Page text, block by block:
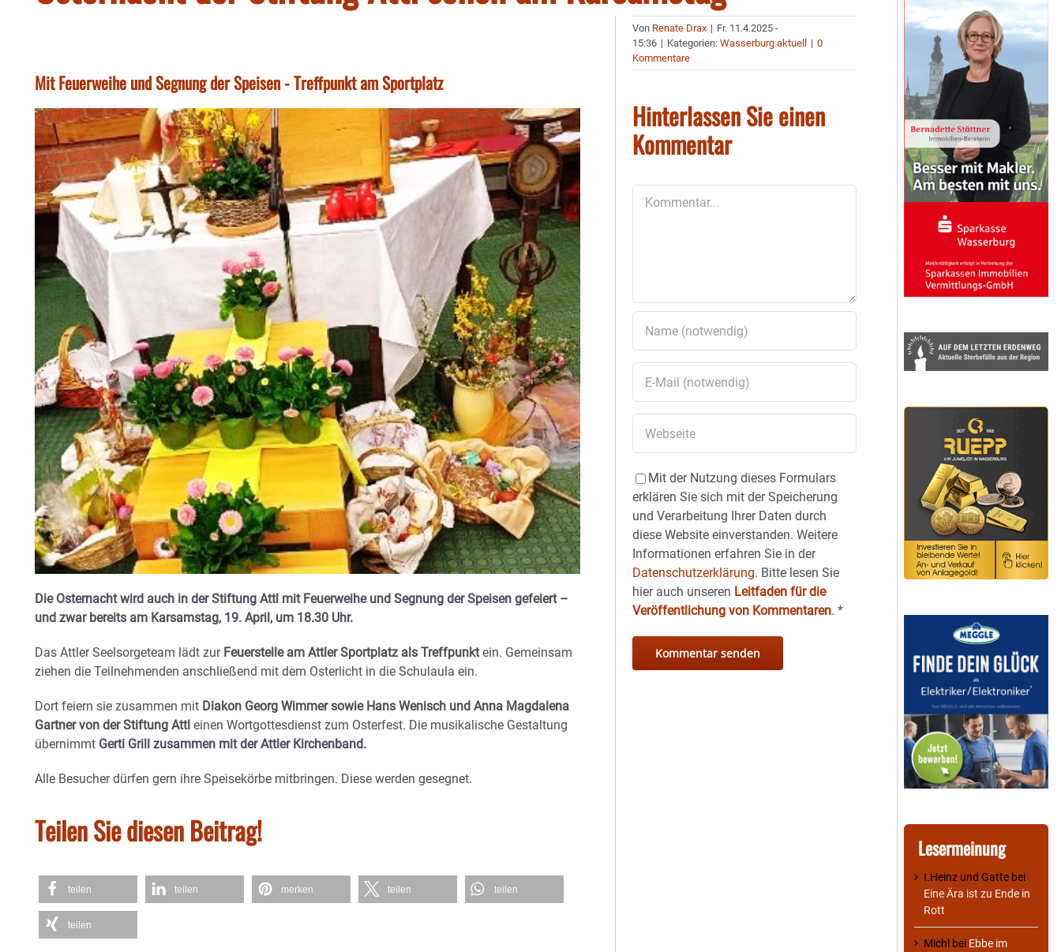
Mit Feuerweihe und Segnung der Speisen - Treffpunkt am Sportplatz
Die Osternacht wird auch in der Stiftung Attl mit Feuerweihe und Segnung der Speisen gefeiert –
und zwar bereits am Karsamstag, 19. April, um 18.30 Uhr.
Das Attler Seelsorgeteam lädt zur Feuerstelle am Attler Sportplatz als Treffpunktein. Gemeinsam
ziehen die Teilnehmenden anschließend mit dem Osterlicht in die Schulaula ein.
Dort feiern sie zusammen mit Diakon Georg Wimmer sowie Hans Wenisch und Anna Magdalena
Gartner von der Stiftung Attl einen Wortgottesdienst zum Osterfest. Die musikalische Gestaltung
übernimmt Gerti Grill zusammen mit der Attler Kirchenband.
Alle Besucher dürfen gern ihre Speisekörbe mitbringen. Diese werden gesegnet.
Teilen Sie diesen Beitrag!
teilen teilen merken teilen teilen
teilen
Von Renate Drax | Fr. 11.4.2025 -
15:36 | Kategorien:Wasserburg aktuell | 0
Kommentare
Hinterlassen Sie einen
Kommentar
Mit der Nutzung dieses Formulars
erklären Sie sich mit der Speicherung
und Verarbeitung Ihrer Daten durch
diese Website einverstanden. Weitere
Informationen erfahren Sie in der
Datenschutzerklärung. Bitte lesen Sie
hier auch unseren Leitfaden für die
Veröffentlichung von Kommentaren.*
Lesermeinung
I.Heinz und Gatte bei
Eine Ära ist zu Ende in
Rott
Michl bei Ebbe im